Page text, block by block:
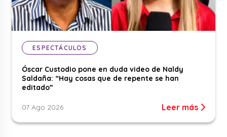
ESPECTÁCULOS
Óscar Custodio pone en duda video de Naldy
Saldaña: “Hay cosas que de repente se han
editado”
07 Ago 2026 Leer más